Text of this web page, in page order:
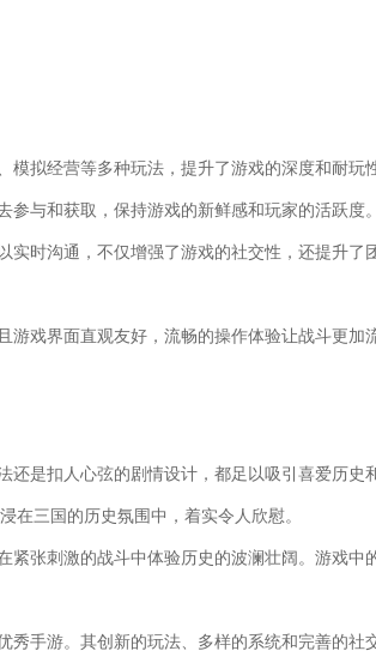
拟经营等多种玩法，提升了游戏的深度和耐玩
与和获取，保持游戏的新鲜感和玩家的活跃度。
时沟通，不仅增强了游戏的社交性，还提升了
戏界面直观友好，流畅的操作体验让战斗更加
是扣人心弦的剧情设计，都足以吸引喜爱历史
在三国的历史氛围中，着实令人欣慰。
张刺激的战斗中体验历史的波澜壮阔。游戏中
手游。其创新的玩法、多样的系统和完善的社